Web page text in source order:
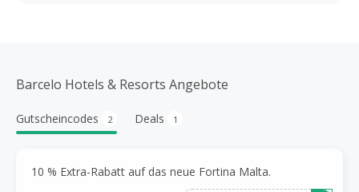
Barcelo Hotels & Resorts Angebote
Gutscheincodes 2 Deals 1
10 % Extra-Rabatt auf das neue Fortina Malta.